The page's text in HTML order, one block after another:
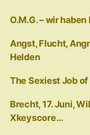
O.M.G. – wir
Angst, Flucht,
Helden
The Sexiest Job
Brecht, 17. Juni,
Xkeyscore…